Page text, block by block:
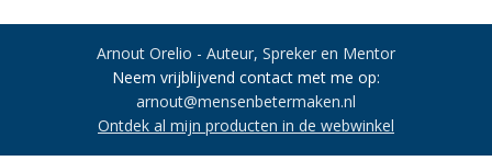
Arnout Orelio - Auteur, Spreker en Mentor
Neem vrijblijvend contact met me op:
arnout@mensenbetermaken.nl
Ontdek al mijn producten in de webwinkel